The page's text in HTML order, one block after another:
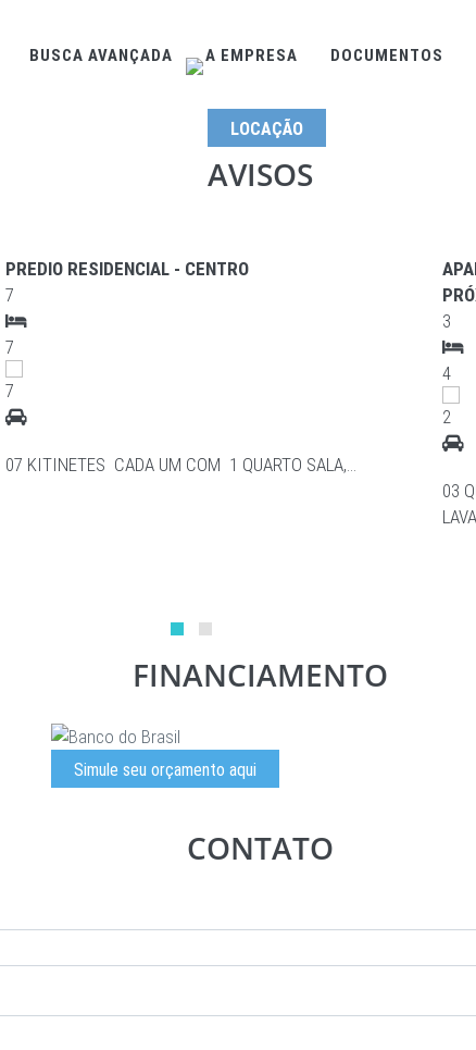
BUSCA AVANÇADA A EMPRESA DOCUMENTOS
LOCAÇÃO
AVISOS
PREDIO RESIDENCIAL - CENTRO
7
7
7
07 KITINETES CADA UM COM 1 QUARTO SALA,…
3
4
2
03
FINANCIAMENTO
Simule seu orçamento aqui
CONTATO